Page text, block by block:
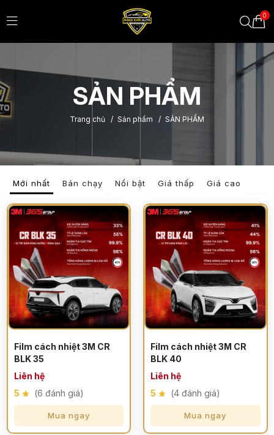
0
SẢN PHẨM
Trang chủ / Sản phẩm / SẢN PHẨM
Mới nhất Bán chạy Nổi bật Giá thấp Giá cao
Film cách nhiệt 3M CR
BLK 35
Liên hệ
5
(6 đánh giá)
Mua ngay
Film cách nhiệt 3M CR
BLK 40
Liên hệ
5
(4 đánh giá)
Mua ngay